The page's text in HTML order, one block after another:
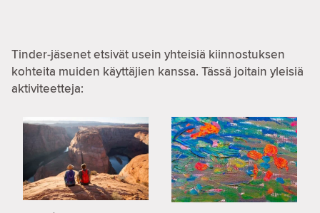
Tinder-jäsenet etsivät usein yhteisiä kiinnostuksen
kohteita muiden käyttäjien kanssa. Tässä joitain yleisiä
aktiviteetteja: